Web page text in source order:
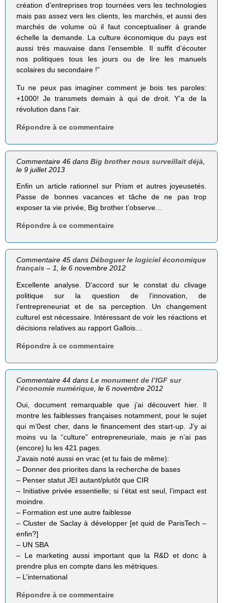
création d’entreprises trop tournées vers les technologies
mais pas assez vers les clients, les marchés, et aussi des
marchés de volume où il faut conceptualiser à grande
échelle la demande. La culture économique du pays est
aussi très mauvaise dans l’ensemble. Il suffit d’écouter
nos politiques tous les jours ou de lire les manuels
scolaires du secondaire !”
Tu ne peux pas imaginer comment je bois tes paroles:
+1000! Je transmets demain à qui de droit. Y’a de la
révolution dans l’air.
Répondre à ce commentaire
Commentaire 46 dansBig brother nous surveillait déjà
le 9 juillet 2013
Enfin un article rationnel sur Prism et autres joyeusetés.
Passe de bonnes vacances et tâche de ne pas trop
exposer ta vie privée, Big brother t’observe…
Répondre à ce commentaire
Commentaire 45 dansDéboguer le logiciel économique
français – 1, le 6 novembre 2012
Excellente analyse. D’accord sur le constat du clivage
politique sur la question de l’innovation, de
l’entrepreneuriat et de sa perception. Un changement
culturel est nécessaire. Intéressant de voir les réactions et
décisions relatives au rapport Gallois…
Répondre à ce commentaire
Commentaire 44 dansLe monument de l’IGF sur
l’économie numérique , le 6 novembre 2012
Oui, document remarquable que j’ai découvert hier. Il
montre les faiblesses françaises notamment, pour le sujet
qui m’0est cher, dans le financement des start-up. J’y ai
moins vu la “culture” entrepreneuriale, mais je n’ai pas
(encore) lu les 421 pages.
J’avais noté aussi en vrac (et tu fais de même):
– Donner des priorites dans la recherche de bases
– Penser statut JEI autant/plutôt que CIR
– Initiative privée essentielle; si l’état est seul, l’impact est
moindre.
– Formation est une autre faiblesse
– Cluster de Saclay à développer [et quid de ParisTech –
enfin?]
– UN SBA
– Le marketing aussi important que la R&D et donc à
prendre plus en compte dans les métriques.
– L’international
Répondre à ce commentaire